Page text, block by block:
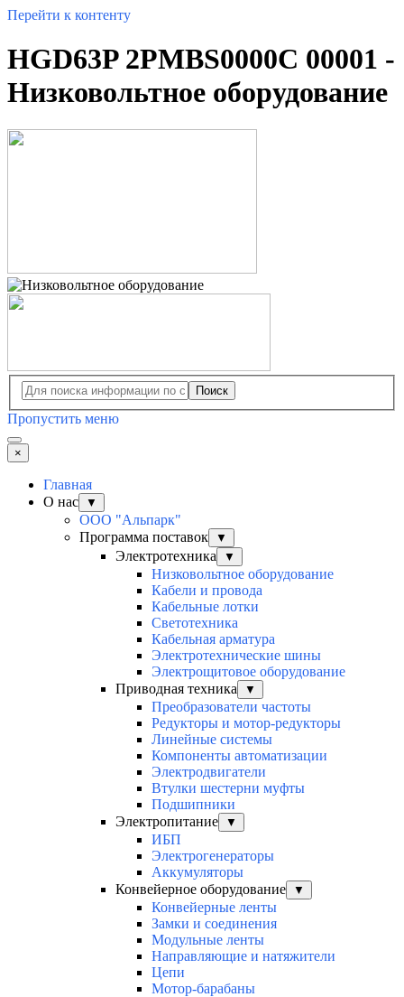
Перейти к контенту
HGD63P 2PMBS0000C 00001 -
Низковольтное оборудование
Поиск
Пропустить меню
×
Главная
О нас
▼
ООО "Альпарк"
Программа поставок
▼
Электротехника ▼
Низковольтное оборудование
Кабели и провода
Кабельные лотки
Светотехника
Кабельная арматура
Электротехнические шины
Электрощитовое оборудование
Приводная техника
▼
Преобразователи частоты
Редукторы и мотор-редукторы
Линейные системы
Компоненты автоматизации
Электродвигатели
Втулки шестерни муфты
Подшипники
Электропитание
▼
ИБП
Электрогенераторы
Аккумуляторы
Конвейерное оборудование
▼
Конвейерные ленты
Замки и соединения
Модульные ленты
Направляющие и натяжители
Цепи
Мотор-барабаны